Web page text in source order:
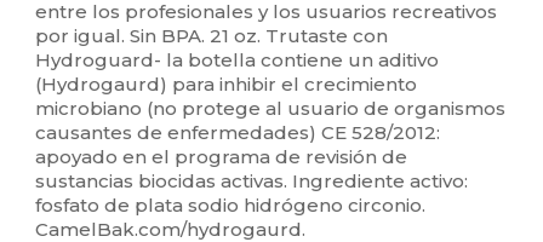
entre los profesionales y los usuarios recreativos
por igual. Sin BPA. 21 oz. Trutaste con
Hydroguard- la botella contiene un aditivo
(Hydrogaurd) para inhibir el crecimiento
microbiano (no protege al usuario de organismos
causantes de enfermedades) CE 528/2012:
apoyado en el programa de revisión de
sustancias biocidas activas. Ingrediente activo:
fosfato de plata sodio hidrógeno circonio.
CamelBak.com/hydrogaurd.